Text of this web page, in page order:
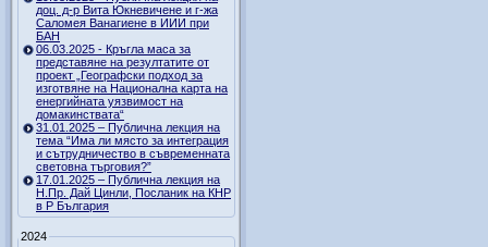
доц. д-р Вита Юкневичене и г-жа
Саломея Ванагиене в ИИИ при
БАН
06.03.2025 - Кръгла маса за
представяне на резултатите от
проект „Географски подход за
изготвяне на Национална карта на
енергийната уязвимост на
домакинствата“
31.01.2025 – Публична лекция на
тема “Има ли място за интеграция
и сътрудничество в съвременната
световна търговия?”
17.01.2025 – Публична лекция на
Н.Пр. Дай Цинли, Посланик на КНР
в Р България
2024